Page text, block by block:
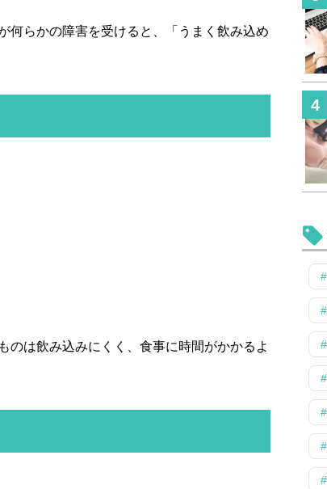
何らかの障害を受けると、「うまく飲み込め
のは飲み込みにくく、食事に時間がかかるよ